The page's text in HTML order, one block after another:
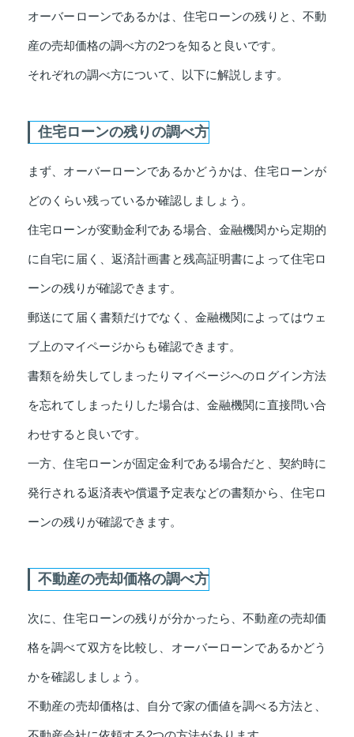
オーバーローンであるかは、住宅ローンの残りと、不動
産の売却価格の調べ方の2つを知ると良いです。
それぞれの調べ方について、以下に解説します。
住宅ローンの残りの調べ方
まず、オーバーローンであるかどうかは、住宅ローンが
どのくらい残っているか確認しましょう。
住宅ローンが変動金利である場合、金融機関から定期的
に自宅に届く、返済計画書と残高証明書によって住宅ロ
ーンの残りが確認できます。
郵送にて届く書類だけでなく、金融機関によってはウェ
ブ上のマイページからも確認できます。
書類を紛失してしまったりマイベージへのログイン方法
を忘れてしまったりした場合は、金融機関に直接問い合
わせすると良いです。
一方、住宅ローンが固定金利である場合だと、契約時に
発行される返済表や償還予定表などの書類から、住宅ロ
ーンの残りが確認できます。
不動産の売却価格の調べ方
次に、住宅ローンの残りが分かったら、不動産の売却価
格を調べて双方を比較し、オーバーローンであるかどう
かを確認しましょう。
不動産の売却価格は、自分で家の価値を調べる方法と、